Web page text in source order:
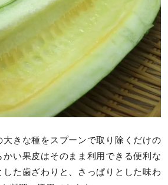
きな種をスプーンで取り除くだけの
い果皮はそのまま利用できる便利な
た歯ざわりと、さっぱりとした味わ